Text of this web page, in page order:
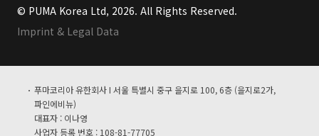
© PUMA Korea Ltd, 2026. All Rights Reserved.
Imprint & Legal Data
푸마코리아 유한회사 I 서울 특별시 중구 을지로 100, 6층 (을지로2가,
파인에비뉴)
대표자 : 이나영
사업자 등록 번호 : 108-81-77705